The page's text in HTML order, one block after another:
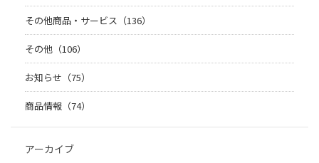
その他商品・サービス（136）
その他（106）
お知らせ（75）
商品情報（74）
アーカイブ